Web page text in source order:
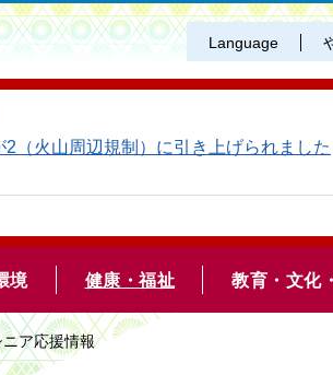
Language
（火山周辺規制）に引き上げられました
境 健康・福祉 教育・文化
ア応援情報